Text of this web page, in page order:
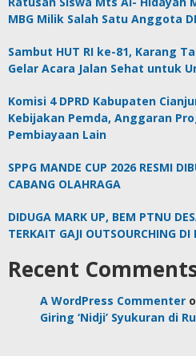
MBG Milik Salah Satu Anggota
Sambut HUT RI ke-81, Karang
Gelar Acara Jalan Sehat untuk
Komisi 4 DPRD Kabupaten
Kebijakan Pemda, Anggaran
Pembiayaan Lain
SPPG MANDE CUP 2026 RESMI
CABANG OLAHRAGA
DIDUGA MARK UP, BEM PTNU
TERKAIT GAJI OUTSOURCHING
Recent
A WordPress Commenter
Giring ‘Nidji’ Syukuran di